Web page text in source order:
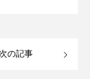
次の記事